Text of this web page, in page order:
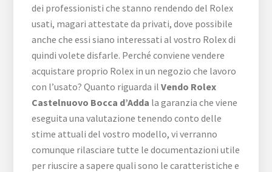
dei professionisti che stanno rendendo del Rolex
usati, magari attestate da privati, dove possibile
anche che essi siano interessati al vostro Rolex di
quindi volete disfarle. Perché conviene vendere
acquistare proprio Rolex in un negozio che lavoro
con l’usato? Quanto riguarda ilVendo Rolex
Castelnuovo Bocca d’Adda la garanzia che viene
eseguita una valutazione tenendo conto delle
stime attuali del vostro modello, vi verranno
comunque rilasciare tutte le documentazioni utile
per riuscire a sapere quali sono le caratteristiche e